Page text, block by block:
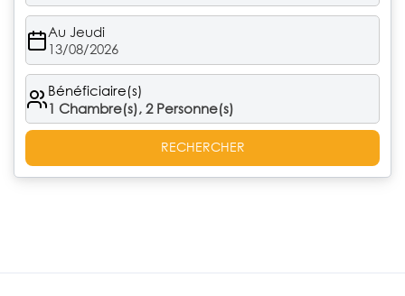
Au Jeudi
13/08/2026
Bénéficiaire(s)
1 Chambre(s), 2 Personne(s)
RECHERCHER